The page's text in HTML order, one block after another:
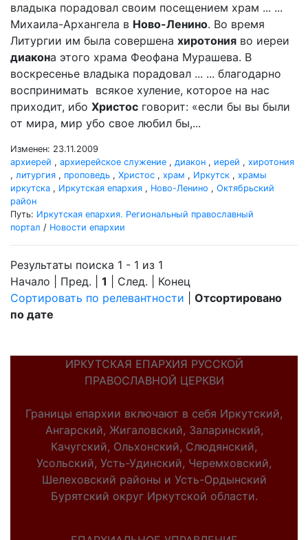
владыка порадовал своим посещением храм ... ...
Михаила-Архангела в Ново-Ленино. Во время
Литургии им была совершена хиротония во иереи
диакона этого храма Феофана Мурашева. В
воскресенье владыка порадовал ... ... благодарно
воспринимать всякое хуление, которое на нас
приходит, ибо Христос говорит: «если бы вы были
от мира, мир убо свое любил бы,...
Изменен: 23.11.2009
архиерей , архиерейское служение , диакон , иерей , хиротония
, литургия , проповедь , Христос , храм , Иркутск , храмы
иркутска , Иркутская епархия , Ново-Ленино , Октябрьский
район
Путь: Иркутская епархия. Региональный православный
портал / Новости епархии
Результаты поиска 1 - 1 из 1
Начало | Пред. | 1 | След. | Конец
Сортировать по релевантности
Отсортировано
по дате
ИРКУТСКАЯ ЕПАРХИЯ РУССКОЙ
ПРАВОСЛАВНОЙ ЦЕРКВИ
Границы епархии включают в себя Иркутский,
Ангарский, Жигаловский, Заларинский,
Качугский, Ольхонский, Слюдянский,
Усольский, Усть-Удинский, Черемховский,
Шелеховский районы и Усть-Ордынский
Бурятский округ Иркутской области.